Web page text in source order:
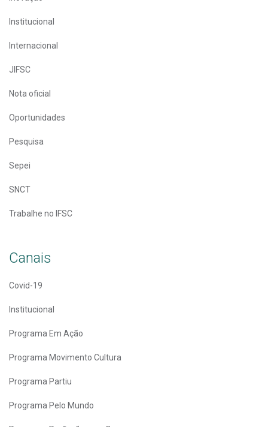
Institucional
Internacional
JIFSC
Nota oficial
Oportunidades
Pesquisa
Sepei
SNCT
Trabalhe no IFSC
Canais
Covid-19
Institucional
Programa Em Ação
Programa Movimento Cultura
Programa Partiu
Programa Pelo Mundo